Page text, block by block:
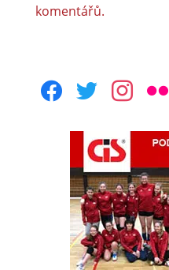
komentářů.
facebooktwitterinstagram
flickr